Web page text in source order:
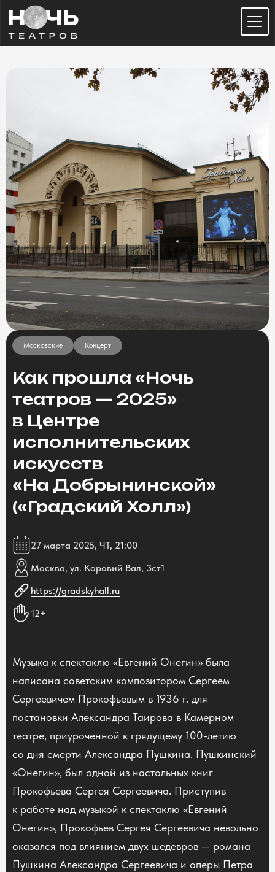
Московские Концерт
Как прошла «Ночь
театров — 2025»
в Центре
исполнительских
искусств
«На Добрынинской»
(«Градский Холл»)
27 марта 2025, ЧТ, 21:00
Москва, ул. Коровий Вал, 3ст1
https://gradskyhall.ru
12+
Музыка к спектаклю «Евгений Онегин» была
написана советским композитором Сергеем
Сергеевичем Прокофьевым в 1936 г. для
постановки Александра Таирова в Камерном
театре, приуроченной к грядущему 100-летию
со дня смерти Александра Пушкина. Пушкинский
«Онегин», был одной из настольных книг
Прокофьева Сергея Сергеевича. Приступив
к работе над музыкой к спектаклю «Евгений
Онегин», Прокофьев Сергея Сергеевича невольно
оказался под влиянием двух шедевров — романа
Пушкина Александра Сергеевича и оперы Петра